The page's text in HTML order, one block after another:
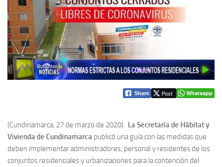
Share Post Whatsapp
(Cundinamarca, 27 de marzo de 2020). La Secretaría de Hábitat y
Vivienda de Cundinamarca publicó una guía con las medidas que
deben implementar administradores, personal y residentes de los
conjuntos residenciales y urbanizaciones para la contención del